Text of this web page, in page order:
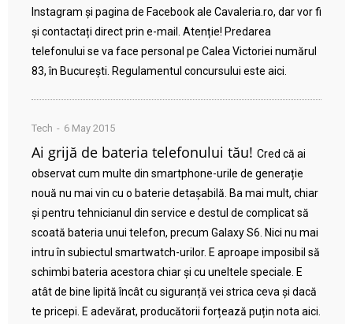
Instagram și pagina de Facebook ale Cavaleria.ro, dar vor fi
și contactați direct prin e-mail. Atenție! Predarea
telefonului se va face personal pe Calea Victoriei numărul
83, în București. Regulamentul concursului este aici.
Tech 6 May 2015
Ai grijă de bateria telefonului tău! Cred că ai
observat cum multe din smartphone-urile de generație
nouă nu mai vin cu o baterie detașabilă. Ba mai mult, chiar
și pentru tehnicianul din service e destul de complicat să
scoată bateria unui telefon, precum Galaxy S6. Nici nu mai
intru în subiectul smartwatch-urilor. E aproape imposibil să
schimbi bateria acestora chiar și cu uneltele speciale. E
atât de bine lipită încât cu siguranță vei strica ceva și dacă
te pricepi. E adevărat, producătorii forțează puțin nota aici.